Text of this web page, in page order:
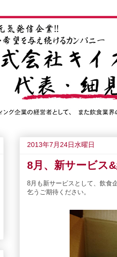
2013年7月24日水曜日
8月、新サービス
8月も新サービスとして、飲食
乞うご期待ください。